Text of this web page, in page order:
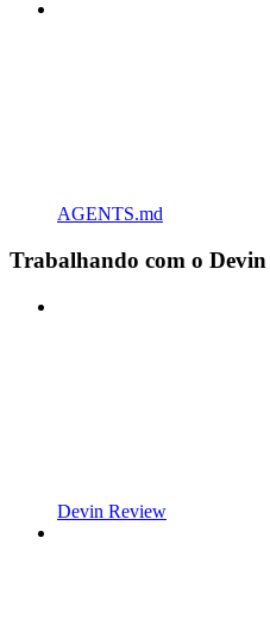
AGENTS.md
Trabalhando com o Devin
Devin Review